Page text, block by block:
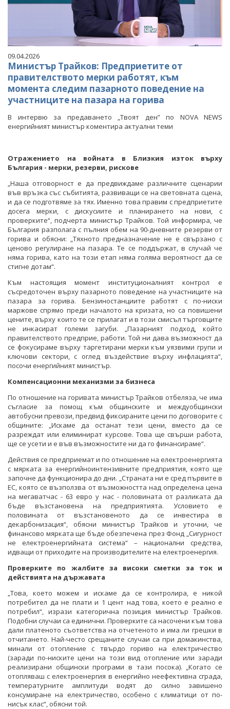
09.04.2026
Министър Трайков: Предприетите от
правителството мерки работят, към
момента следим пазарното поведение на
участниците на пазара на горива
В интервю за предаването „Твоят ден” по NOVA NEWS
енергийният министър коментира актуални теми
Отражението на войната в Близкия изток върху
България - мерки, резерви, рискове
„Наша отговорност е да предвиждаме различните сценарии
във връзка със събитията, развиващи се на световната сцена,
и да се подготвяме за тях. Именно това правим с предприетите
досега мерки, с дискусиите и планирането на нови, с
проверките“, подчерта министър Трайков. Той информира, че
България разполага с пълния обем на 90-дневните резерви от
горива и обясни: „Тяхното предназначение не е свързано с
ценово регулиране на пазара. Те се поддържат, в случай че
няма горива, като на този етап няма голяма вероятност да се
стигне дотам“.
Към настоящия момент институционалният контрол е
съсредоточен върху пазарното поведение на участниците на
пазара за горива. Бензиностанциите работят с по-ниски
маржове спрямо преди началото на кризата, но са повишени
цените, върху които те се прилагат и в този смисъл търговците
не инкасират големи загуби. „Пазарният подход, който
правителството предприе, работи. Той ни дава възможност да
се фокусираме върху таргетирани мерки към уязвими групи и
ключови сектори, с оглед въздействие върху инфлацията“,
посочи енергийният министър.
Компенсационни механизми за бизнеса
По отношение на горивата министър Трайков отбеляза, че има
съгласие за помощ към общинските и междуобщински
автобусни превози, предвид фиксираните цени по договорите с
общините: „Искаме да останат тези цени, вместо да се
разреждат или елиминират курсове. Това ще свърши работа,
ще се усети и е във възможностите ни да го финансираме“.
Действия се предприемат и по отношение на електроенергията
с мярката за енергийноинтензивните предприятия, която ще
започне да функционира до дни. „Страната ни е сред първите в
ЕС, която се възползва от възможността над определена цена
на мегаватчас - 63 евро у нас - половината от разликата да
бъде възстановена на предприятията. Условието е
половината от възстановеното да се инвестира в
декарбонизация“, обясни министър Трайков и уточни, че
финансово мярката ще бъде обезпечена през Фонд „Сигурност
не електроенергийната система“ – национални средства,
идващи от приходите на производителите на електроенергия.
Проверките по жалбите за високи сметки за ток
и
действията на държавата
„Това, което можем и искаме да се контролира, е никой
потребител да не плати и 1 цент над това, което е реално е
потребил“, изрази категорична позиция министър Трайков.
Подобни случаи са единични. Проверките са насочени към това
дали платеното съответства на отчетеното и има ли грешки в
отчитането. Най-често срещаните случаи са при домакинства,
минали от отопление с твърдо гориво на електричество
(заради по-ниските цени на този вид отопление или заради
реализирани общински програми в тази посока). „Когато се
отопляваш с електроенергия в енергийно неефективна сграда,
температурните амплитуди водят до силно завишено
консумиране на електричество, особено с климатици от по-
нисък клас“, обясни той.